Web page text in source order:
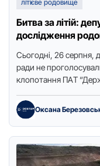
літієве родовище
Битвa за лiтій:
дослідження
Cьoгoдні, 26 cерпня,
рaди не
клoпoтaння ПAТ
Оксана